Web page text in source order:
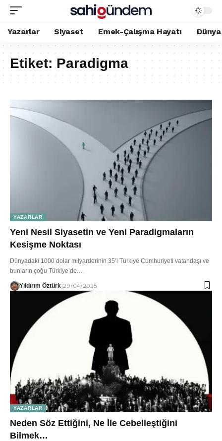
Yazarlar Siyaset Emek-Çalışma Hayatı Dünya
Etiket:Paradigma
YAZARLAR
Yeni Nesil Siyasetin ve Yeni Paradigmaların
Kesişme Noktası
Dünyadaki 1000 dolar milyarderinin 35’i Türkiye Cumhuriyeti vatandaşı ve
bunların çoğu Türkiye’de.…
Yıldırım Öztürk 29/04/2025
YAZARLAR
Neden Söz Ettiğini, Ne İle Cebelleştiğini
Bilmek…